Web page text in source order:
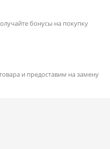
бонусы на покупку
и предоставим на замену